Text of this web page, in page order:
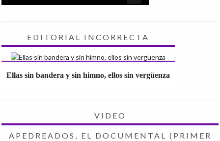
EDITORIAL INCORRECTA
Ellas sin bandera y sin himno, ellos sin vergüenza
VIDEO
APEDREADOS, EL DOCUMENTAL (PRIMER